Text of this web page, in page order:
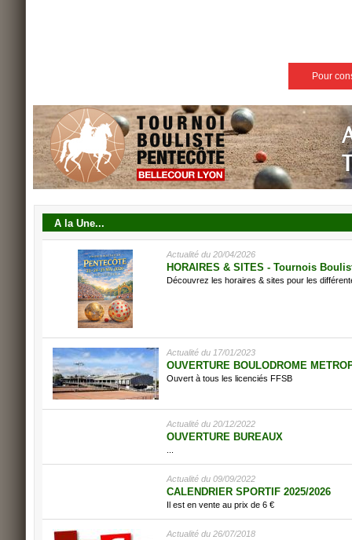
Pour
A la Une...
Actualité du 20/04/2026
HORAIRES & SITES - Tournois
Découvrez les horaires & sites pour les
Actualité du 17/01/2023
OUVERTURE BOULODROME
Ouvert à tous les licenciés FFSB
Actualité du 20/12/2022
OUVERTURE BUREAUX
Actualité du 09/09/2022
CALENDRIER SPORTIF 2025/2026
Il est en vente au prix de 6 €
Actualité du 26/07/2018